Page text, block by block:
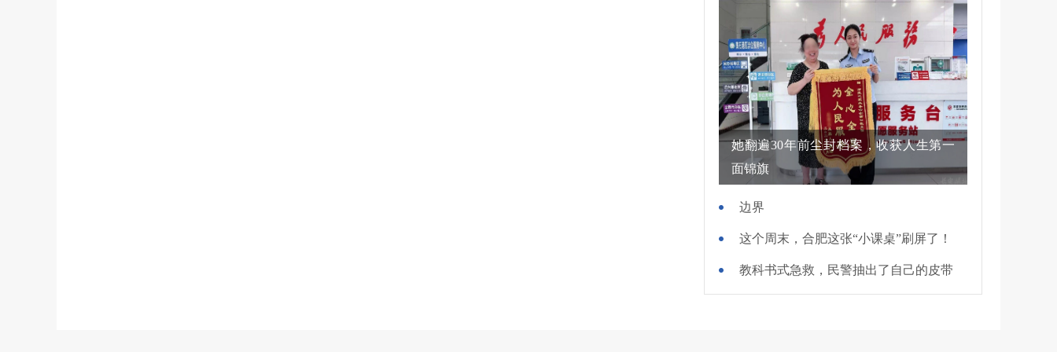
她翻遍30年前尘封档案，收获人生第一
面锦旗
边界
这个周末，合肥这张“小课桌”刷屏了！
教科书式急救，民警抽出了自己的皮带